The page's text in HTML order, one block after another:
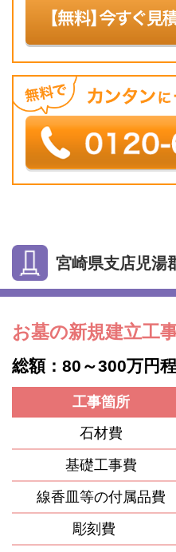
宮崎県支店児湯
お墓の新規建立工
総額：80～300万円
工事箇所
石材費
基礎工事費
線香皿等の付属品費
彫刻費